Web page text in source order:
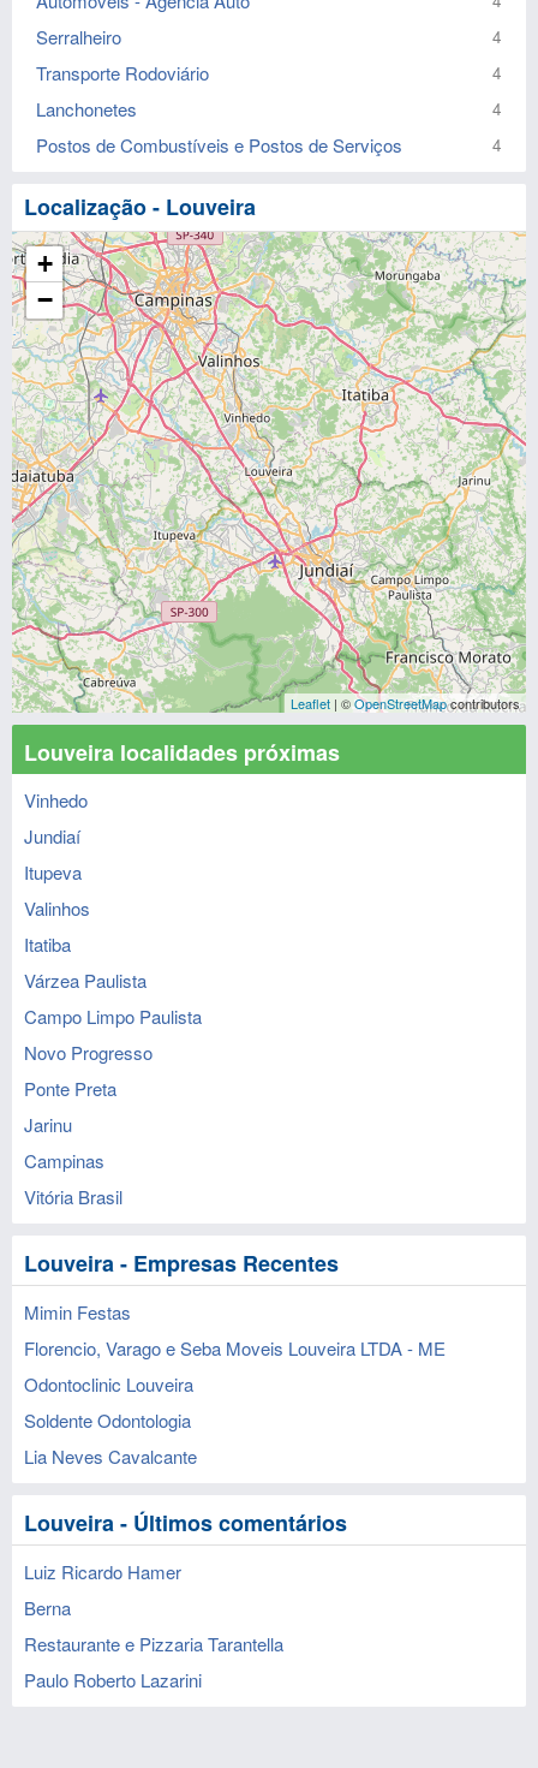
Serralheiro 4
Transporte Rodoviário 4
Lanchonetes 4
Postos de Combustíveis e Postos de Serviços 4
Localização - Louveira
+
−
Leaflet | ©OpenStreetMapcontributors
Louveira localidades próximas
Vinhedo
Jundiaí
Itupeva
Valinhos
Itatiba
Várzea Paulista
Campo Limpo Paulista
Novo Progresso
Ponte Preta
Jarinu
Campinas
Vitória Brasil
Louveira - Empresas Recentes
Mimin Festas
Florencio, Varago e Seba Moveis Louveira LTDA - ME
Odontoclinic Louveira
Soldente Odontologia
Lia Neves Cavalcante
Louveira - Últimos comentários
Luiz Ricardo Hamer
Berna
Restaurante e Pizzaria Tarantella
Paulo Roberto Lazarini